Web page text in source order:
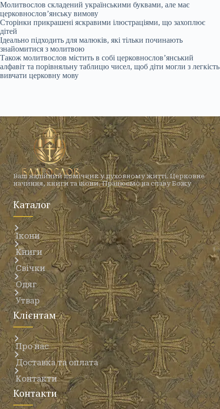
Молитвослов складений українськими буквами, але має
церковнослов’янську вимову
Сторінки прикрашені яскравими ілюстраціями, що захоплює
дітей
Ідеально підходить для малюків, які тільки починають
знайомитися з молитвою
Також молитвослов містить в собі церковнословʼянський
алфавіт та порівняльну таблицю чисел, щоб діти могли з легкість
вивчати церковну мову
Ваш надійний помічник у духовному житті. Церковне
начиння, книги та ікони. Працюємо на славу Божу
Каталог
Ікони
Книги
Свічки
Одяг
Утвар
Клієнтам
Про нас
Доставка та оплата
Контакти
Контакти